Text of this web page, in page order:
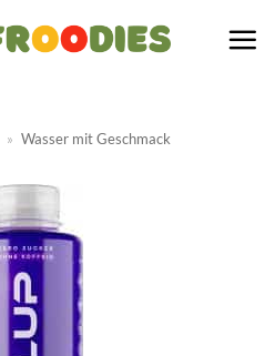
» Wasser mit Geschmack